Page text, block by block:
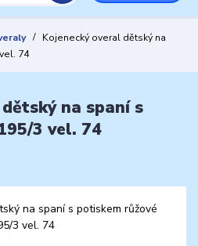
Kojenecký overal dětský na
74
na spaní s
3 vel. 74